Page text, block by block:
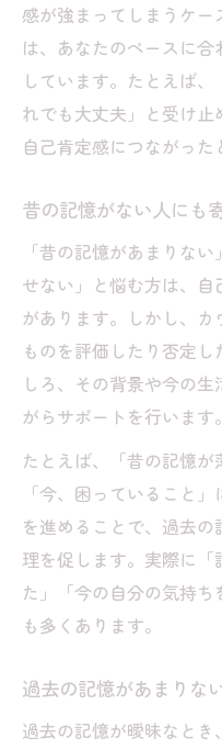
感が強まってしまうケー
は、あなたのペースに
しています。たとえば
れでも大丈夫」と受け
自己肯定感につながった
昔の記憶がない人にも
「昔の記憶があまりな
せない」と悩む方は、
があります。しかし、
ものを評価したり否定
しろ、その背景や今の
がらサポートを行います。
たとえば、「昔の記憶が
「今、困っていること
を進めることで、過去
理を促します。実際に
た」「今の自分の気持
も多くあります。
過去の記憶があまりな
過去の記憶が曖昧なと